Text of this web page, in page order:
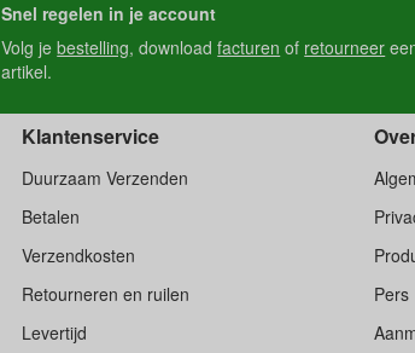
Snel regelen in je account
Volg jebestelling, downloadfacturen of retourneer
artikel.
Klantenservice
Duurzaam Verzenden
Betalen
Verzendkosten
Retourneren en ruilen
Levertijd
Pers